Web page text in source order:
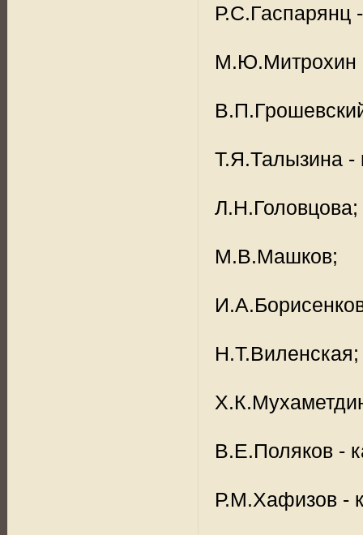
Р.С.Гаспарянц
М.Ю.Митрохин
Т.Я.Талызина -
Л.Н.Головцова;
М.В.Машков;
Н.Т.Виленская;
В.Е.Поляков -
Р.М.Хафизoв -